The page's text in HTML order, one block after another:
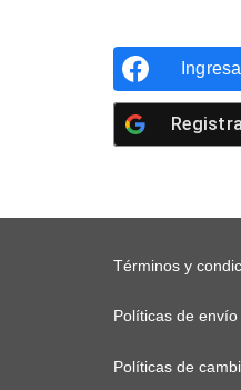
Términos y
Políticas de envío
Políticas de